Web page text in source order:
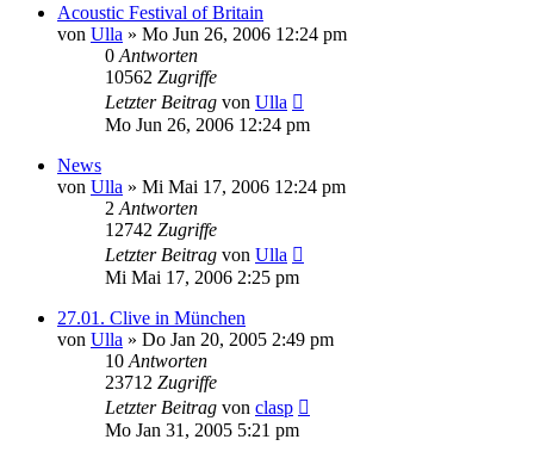
Acoustic Festival of Britain
von Ulla » Mo Jun 26, 2006 12:24 pm
0 Antworten
10562 Zugriffe
Letzter Beitrag von Ulla
Mo Jun 26, 2006 12:24 pm
News
von Ulla » Mi Mai 17, 2006 12:24 pm
2 Antworten
12742 Zugriffe
Letzter Beitrag von Ulla
Mi Mai 17, 2006 2:25 pm
27.01. Clive in München
von Ulla » Do Jan 20, 2005 2:49 pm
10 Antworten
23712 Zugriffe
Letzter Beitrag von clasp
Mo Jan 31, 2005 5:21 pm